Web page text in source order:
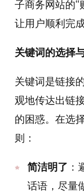
子商务网站的“
让用户顺利完
关键词的选择
关键词是链接
观地传达出链
的困惑。在选
则：
简洁明了
话语，尽量